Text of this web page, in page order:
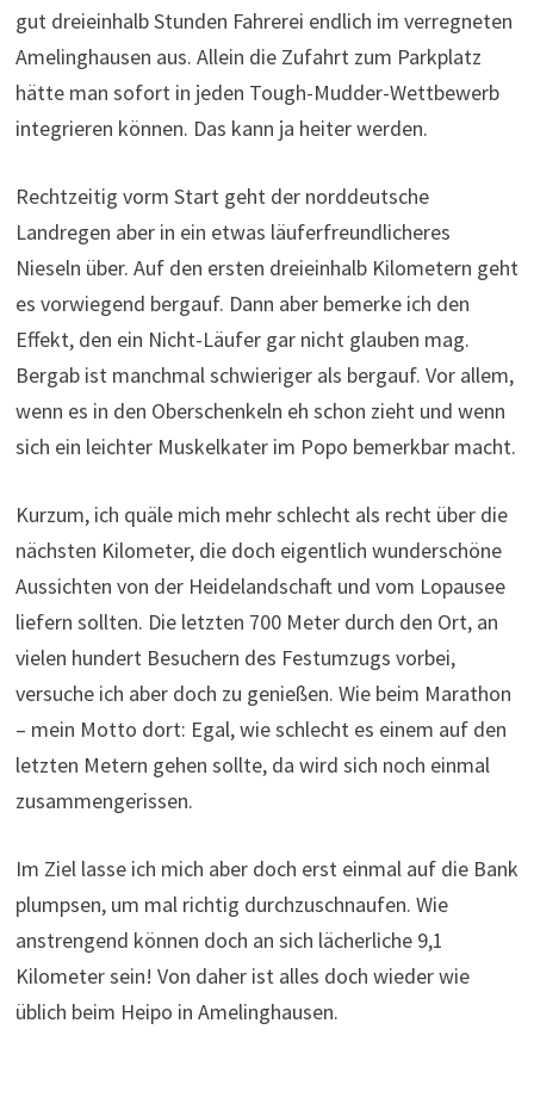
gut dreieinhalb Stunden Fahrerei endlich im verregneten
Amelinghausen aus. Allein die Zufahrt zum Parkplatz
hätte man sofort in jeden Tough-Mudder-Wettbewerb
integrieren können. Das kann ja heiter werden.
Rechtzeitig vorm Start geht der norddeutsche
Landregen aber in ein etwas läuferfreundlicheres
Nieseln über. Auf den ersten dreieinhalb Kilometern geht
es vorwiegend bergauf. Dann aber bemerke ich den
Effekt, den ein Nicht-Läufer gar nicht glauben mag.
Bergab ist manchmal schwieriger als bergauf. Vor allem,
wenn es in den Oberschenkeln eh schon zieht und wenn
sich ein leichter Muskelkater im Popo bemerkbar macht.
Kurzum, ich quäle mich mehr schlecht als recht über die
nächsten Kilometer, die doch eigentlich wunderschöne
Aussichten von der Heidelandschaft und vom Lopausee
liefern sollten. Die letzten 700 Meter durch den Ort, an
vielen hundert Besuchern des Festumzugs vorbei,
versuche ich aber doch zu genießen. Wie beim Marathon
– mein Motto dort: Egal, wie schlecht es einem auf den
letzten Metern gehen sollte, da wird sich noch einmal
zusammengerissen.
Im Ziel lasse ich mich aber doch erst einmal auf die Bank
plumpsen, um mal richtig durchzuschnaufen. Wie
anstrengend können doch an sich lächerliche 9,1
Kilometer sein! Von daher ist alles doch wieder wie
üblich beim Heipo in Amelinghausen.